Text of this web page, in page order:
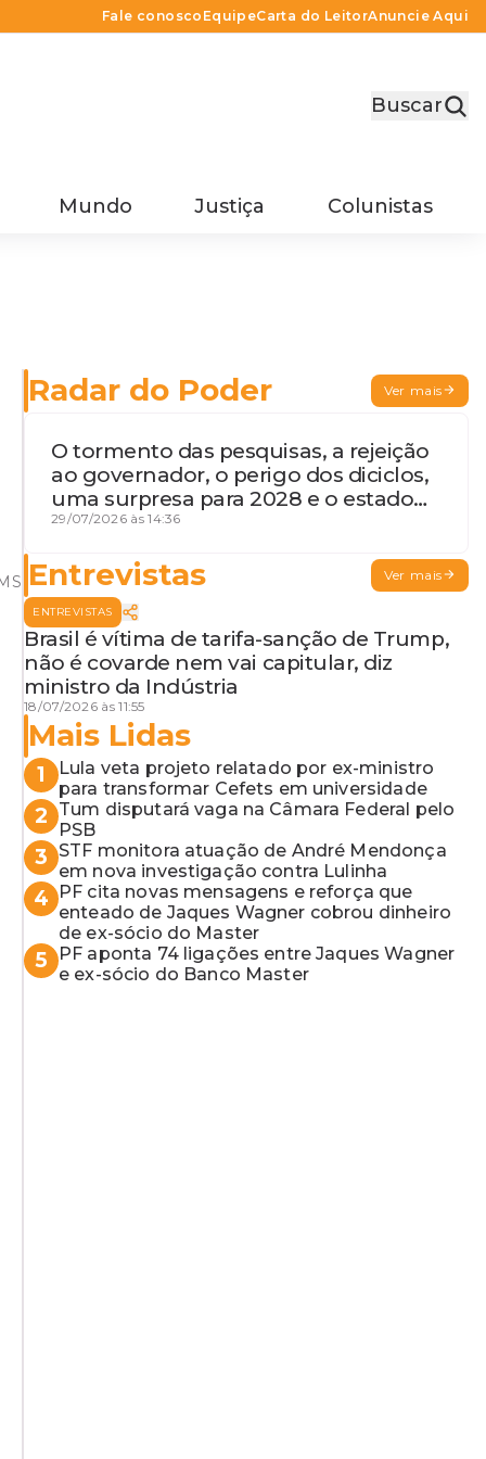
Fale conosco EquipeCarta do LeitorAnuncie Aqui
Buscar
Mundo Justiça Colunistas
Radar do Poder Ver mais
O tormento das pesquisas, a rejeição
ao governador, o perigo dos diciclos,
uma surpresa para 2028 e o estado
de terceira guerra mundial
29/07/2026 às 14:36
Entrevistas Ver mais
ENTREVISTAS
Brasil é vítima de tarifa-sanção de Trump,
não é covarde nem vai capitular, diz
ministro da Indústria
18/07/2026 às 11:55
Mais Lidas
1
Lula veta projeto relatado por ex-ministro
para transformar Cefets em universidade
2
Tum disputará vaga na Câmara Federal pelo
PSB
3
STF monitora atuação de André Mendonça
em nova investigação contra Lulinha
4
PF cita novas mensagens e reforça que
enteado de Jaques Wagner cobrou dinheiro
de ex-sócio do Master
5
PF aponta 74 ligações entre Jaques Wagner
e ex-sócio do Banco Master